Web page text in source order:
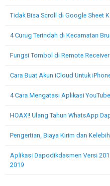
Tidak Bisa Scroll di Google Sheet
4 Curug Terindah di Kecamatan
Fungsi Tombol di Remote
Cara Buat Akun iCloud Untuk
4 Cara Mengatasi Aplikasi
HOAX!! Ulang Tahun WhatsApp
Pengertian, Biaya Kirim dan
Aplikasi Dapodikdasmen Versi
2019